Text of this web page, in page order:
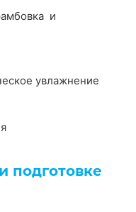
и
увлажнение
подготовке